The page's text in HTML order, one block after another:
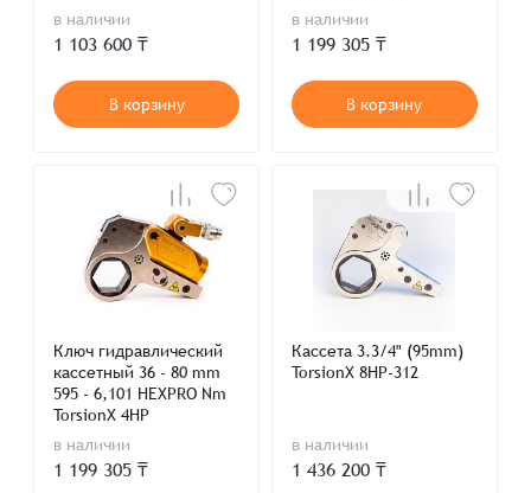
в наличии
1 103 600 ₸
В корзину
в наличии
1 199 305 ₸
В корзину
Ключ гидравлический
кассетный 36 - 80 mm
595 - 6,101 HEXPRO Nm
TorsionX 4HP
в наличии
1 199 305 ₸
Кассета 3.3/4" (95mm)
TorsionX 8HP-312
в наличии
1 436 200 ₸